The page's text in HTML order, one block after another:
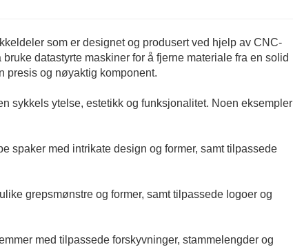
som er designet og produsert ved hjelp av CNC-
datastyrte maskiner for å fjerne materiale fra en solid
presis og nøyaktig komponent.
sykkels ytelse, estetikk og funksjonalitet. Noen eksempler
spaker med intrikate design og former, samt tilpassede
grepsmønstre og former, samt tilpassede logoer og
med tilpassede forskyvninger, stammelengder og